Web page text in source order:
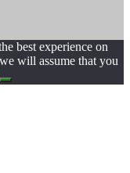
best experience on
will assume that you